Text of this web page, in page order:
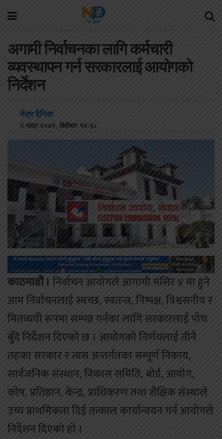
अगामी निर्वाचनका लागि कर्मचारी
व्यवस्थापन गर्न सरकारलाई आयोगको
निर्देशन
नेत्र दैनिक
२ भाद्र २०७९, बिहीबार १४:३८
काठमाडौं । निर्वाचन आयोगले आगामी मंसिर ४ मा हुने
आम निर्वाचनलाई स्वच्छ, स्वतन्त्र, निष्पक्ष, विश्वसनीय र
मितव्ययी रूपमा सम्पन्न गर्नका लागि सरकारलाई पाँच
बुँदे निर्देशन दिएको छ । आयोगको निर्णयलाई तीनै
तहका सरकार र त्यस अन्तर्गतका सम्पूर्ण निकाय,
सार्वजनिक संस्थान, विकास समिति, बोर्ड, आयोग,
कोष, प्रतिष्ठान, केन्द्र, प्राधिकरण तथा शैक्षिक संस्थाले
उच्च प्राथमिकता दिई तत्काल कार्यान्वयन गर्न आयोगले
निर्देशन दिएको हो ।